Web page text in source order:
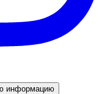
информацию